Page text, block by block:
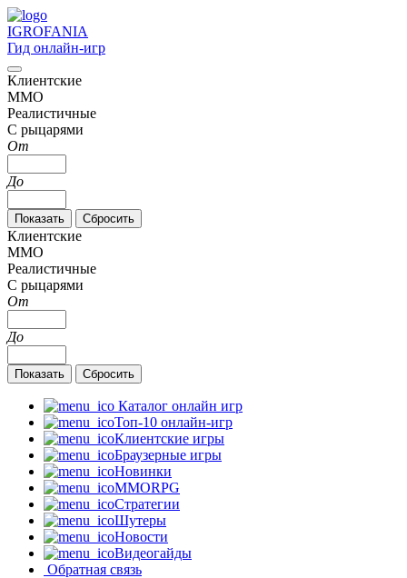
IGROFANIA
Гид онлайн-игр
Клиентские
MMO
Реалистичные
С рыцарями
От
До
Клиентские
MMO
Реалистичные
С рыцарями
От
До
Каталог онлайн игр
Топ-10 онлайн-игр
Клиентские игры
Браузерные игры
Новинки
MMORPG
Стратегии
Шутеры
Новости
Видеогайды
Обратная связь